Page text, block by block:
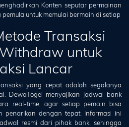
Konten seputar permainan
untuk memulai bermain di setiap
Transaksi
untuk
Lancar
yang cepat adalah segalanya
DewaTogel menyajikan jadwal bank
real-time, agar setiap pemain bisa
penarikan dengan tepat. Informasi ini
resmi dari pihak bank, sehingga